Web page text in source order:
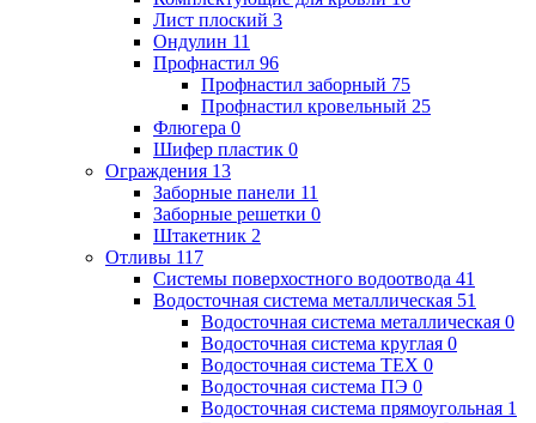
Лист плоский 3
Ондулин 11
Профнастил 96
Профнастил заборный 75
Профнастил кровельный 25
Флюгера 0
Шифер пластик 0
Ограждения 13
Заборные панели 11
Заборные решетки 0
Штакетник 2
Отливы 117
Системы поверхостного водоотвода 41
Водосточная система металлическая 51
Водосточная система металлическая 0
Водосточная система круглая 0
Водосточная система ТЕХ 0
Водосточная система ПЭ 0
Водосточная система прямоугольная 1